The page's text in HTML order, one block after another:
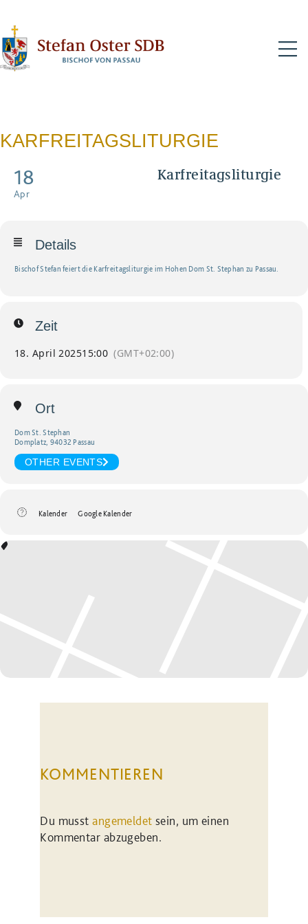
KARFREITAGSLITURGIE
18
Apr
Karfreitagsliturgie
Details
Bischof Stefan feiert die Karfreitagsliturgie im Hohen Dom St. Stephan zu Passau.
Zeit
18. April 202515:00 (GMT+02:00)
Ort
Dom St. Stephan
Domplatz, 94032 Passau
OTHER EVENTS
Kalender Google Kalender
KOMMENTIEREN
Du musstangemeldet sein, um einen
Kommentar abzugeben.